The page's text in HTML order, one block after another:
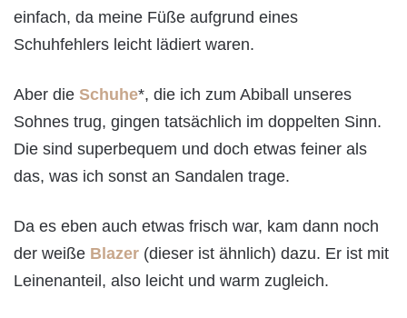
einfach, da meine Füße aufgrund eines
Schuhfehlers leicht lädiert waren.
Aber die Schuhe*, die ich zum Abiball unseres
Sohnes trug, gingen tatsächlich im doppelten Sinn.
Die sind superbequem und doch etwas feiner als
das, was ich sonst an Sandalen trage.
Da es eben auch etwas frisch war, kam dann noch
der weiße Blazer (dieser ist ähnlich) dazu. Er ist mit
Leinenanteil, also leicht und warm zugleich.